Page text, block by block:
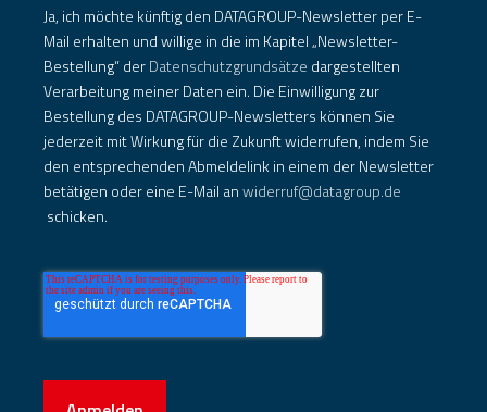
Ja, ich möchte künftig den DATAGROUP-Newsletter per E-
Mail erhalten und willige in die im Kapitel „Newsletter-
Bestellung“ derDatenschutzgrundsätze dargestellten
Verarbeitung meiner Daten ein. Die Einwilligung zur
Bestellung des DATAGROUP-Newsletters können Sie
jederzeit mit Wirkung für die Zukunft widerrufen, indem Sie
den entsprechenden Abmeldelink in einem der Newsletter
betätigen oder eine E-Mail anwiderruf@datagroup.de
schicken.